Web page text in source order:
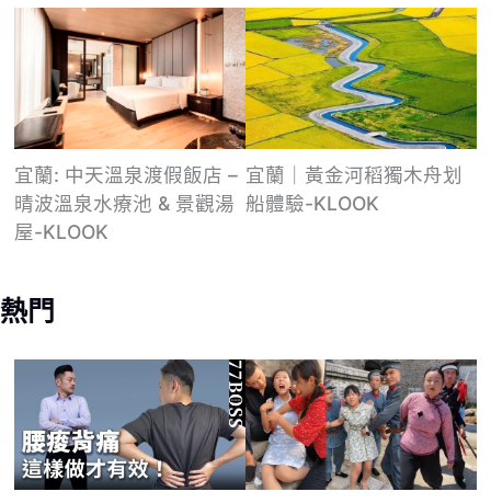
宜蘭: 中天溫泉渡假飯店 –
晴波溫泉水療池 & 景觀湯
屋-KLOOK
宜蘭｜黃金河稻獨木舟划
船體驗-KLOOK
熱門